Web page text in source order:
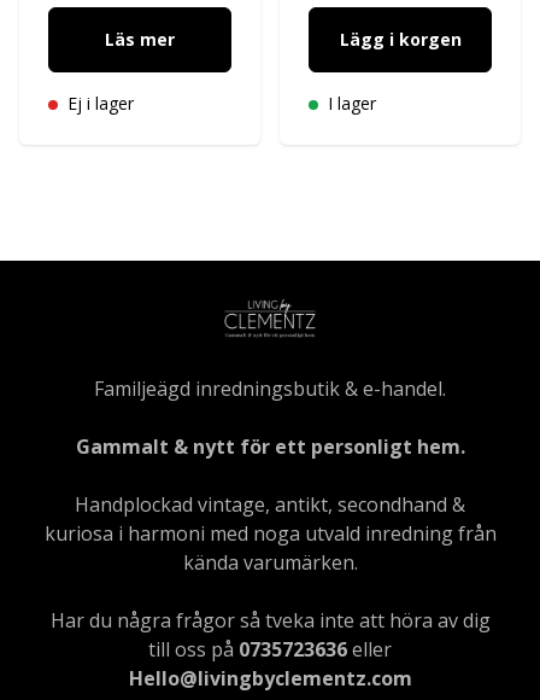
Läs mer
Ej i lager
Lägg i korgen
I lager
Familjeägd inredningsbutik & e-handel.
Gammalt & nytt för ett personligt hem.
Handplockad vintage, antikt, secondhand &
kuriosa i harmoni med noga utvald inredning från
kända varumärken.
Har du några frågor så tveka inte att höra av dig
till oss på 0735723636eller
Hello@livingbyclementz.com